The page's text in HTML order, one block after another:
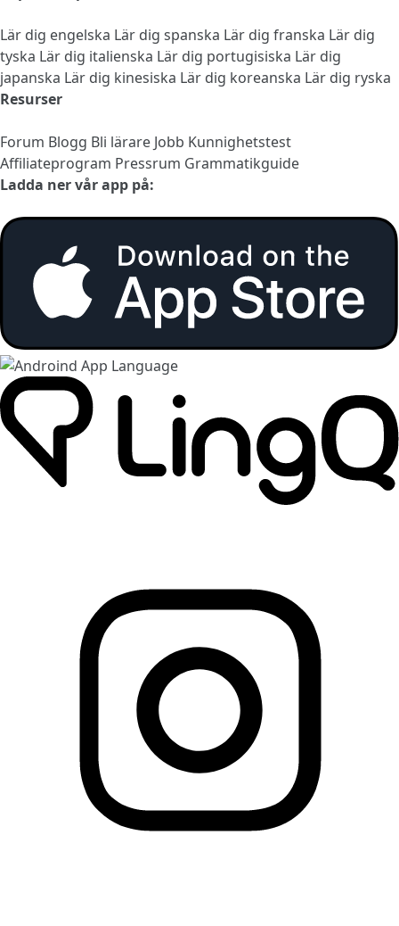
Lär dig engelska Lär dig spanska Lär dig franska Lär dig
tyska Lär dig italienska Lär dig portugisiska Lär dig
japanska Lär dig kinesiska Lär dig koreanska Lär dig ryska
Resurser
Forum Blogg Bli lärare Jobb Kunnighetstest
Affiliateprogram Pressrum Grammatikguide
Ladda ner vår app på: